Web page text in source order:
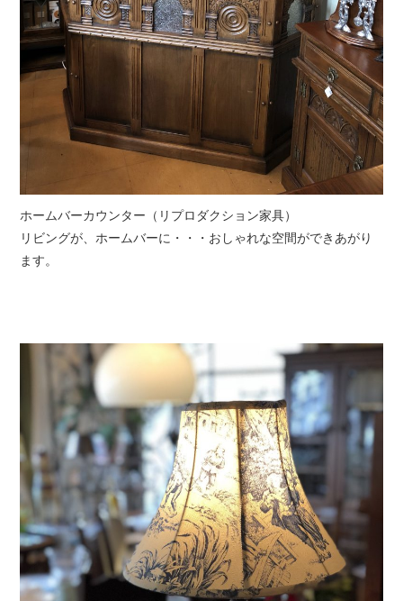
ホームバーカウンター（リプロダクション家具）
リビングが、ホームバーに・・・おしゃれな空間ができあがり
ます。